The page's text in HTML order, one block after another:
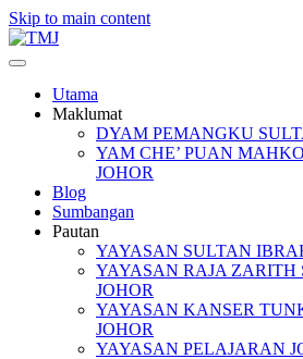
Skip to main content
Utama
Maklumat
DYAM PEMANGKU
YAM CHE’ PUAN
JOHOR
Blog
Sumbangan
Pautan
YAYASAN SULTAN
YAYASAN RAJA ZARITH
JOHOR
YAYASAN KANSER
JOHOR
YAYASAN PELAJARAN